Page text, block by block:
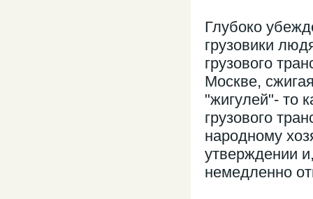
Глубоко
грузовики
грузового
Москве,
"жигулей"- то
грузового
народному
утверждении
немедленно